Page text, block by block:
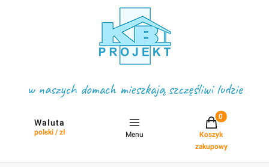
w naszych domach mieszkają szczęśliwi ludzie
Waluta
polski / zł Menu
Projekty w
Koszyk
zakupowy